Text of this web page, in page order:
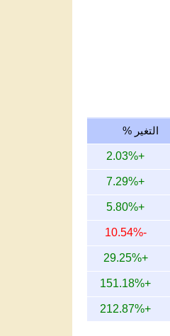
التغير %
+2.03%
+7.29%
+5.80%
-10.54%
+29.25%
+151.18%
+212.87%